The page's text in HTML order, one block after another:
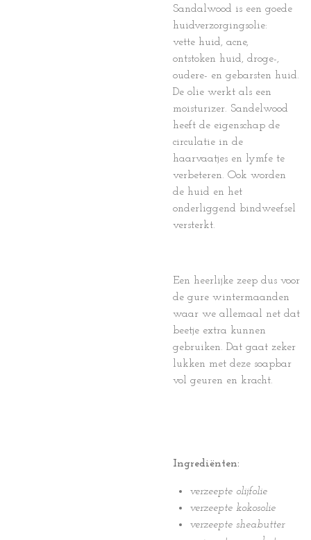
Sandalwood is een goede
huidverzorgingsolie:
vette huid, acne,
ontstoken huid, droge-,
oudere- en gebarsten huid.
De olie werkt als een
moisturizer. Sandelwood
heeft de eigenschap de
circulatie in de
haarvaatjes en lymfe te
verbeteren. Ook worden
de huid en het
onderliggend bindweefsel
versterkt.
Een heerlijke zeep dus voor
de gure wintermaanden
waar we allemaal net dat
beetje extra kunnen
gebruiken. Dat gaat zeker
lukken met deze soapbar
vol geuren en kracht.
Ingrediënten:
verzeepte olijfolie
verzeepte kokosolie
verzeepte sheabutter